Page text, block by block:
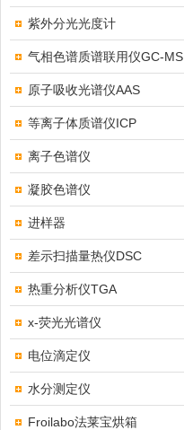
紫外分光光度计
气相色谱质谱联用仪GC-MS
原子吸收光谱仪AAS
等离子体质谱仪ICP
离子色谱仪
凝胶色谱仪
进样器
差示扫描量热仪DSC
热重分析仪TGA
x-荧光光谱仪
电位滴定仪
水分测定仪
Froilabo法莱宝烘箱